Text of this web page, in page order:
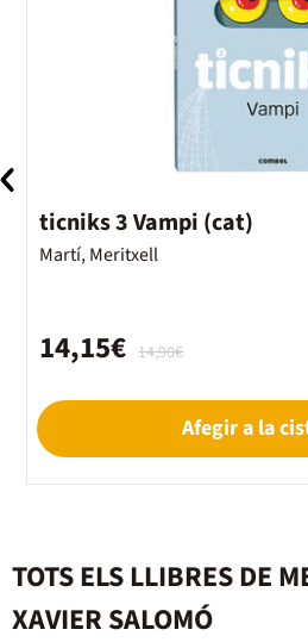
ticniks 3 Vampi (cat)
Martí, Meritxell
14,90€
14,15€
Afegir a la
TOTS ELS LLIBRES DE
XAVIER SALOMÓ